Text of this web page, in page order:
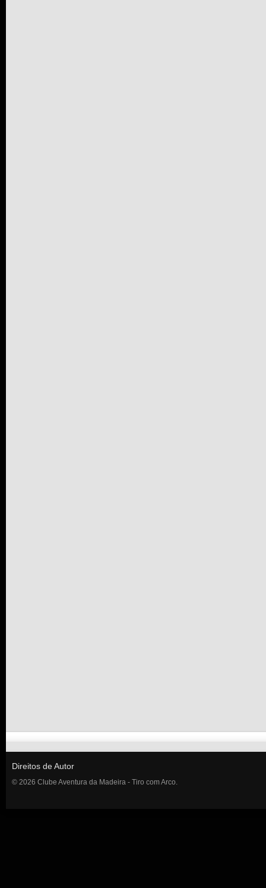
Direitos de Autor
© 2026 Clube Aventura da Madeira - Tiro com Arco.